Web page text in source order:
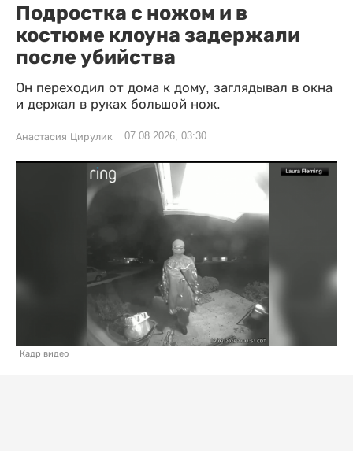
Подростка с ножом и в
костюме клоуна задержали
после убийства
Он переходил от дома к дому, заглядывал в окна
и держал в руках большой нож.
Анастасия Цирулик 07.08.2026, 03:30
Кадр видео